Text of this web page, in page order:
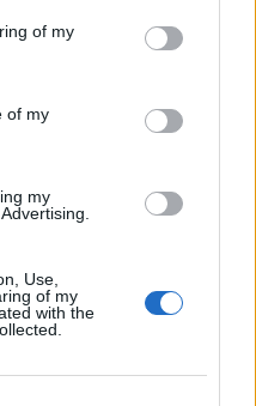
of my
of my
my
Use,
of my
with the